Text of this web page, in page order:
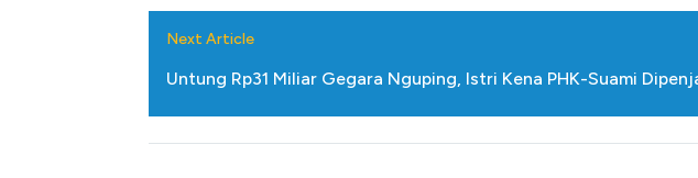
Next Article
Untung Rp31 Miliar Gegara Nguping, Istri Kena PHK-Suami